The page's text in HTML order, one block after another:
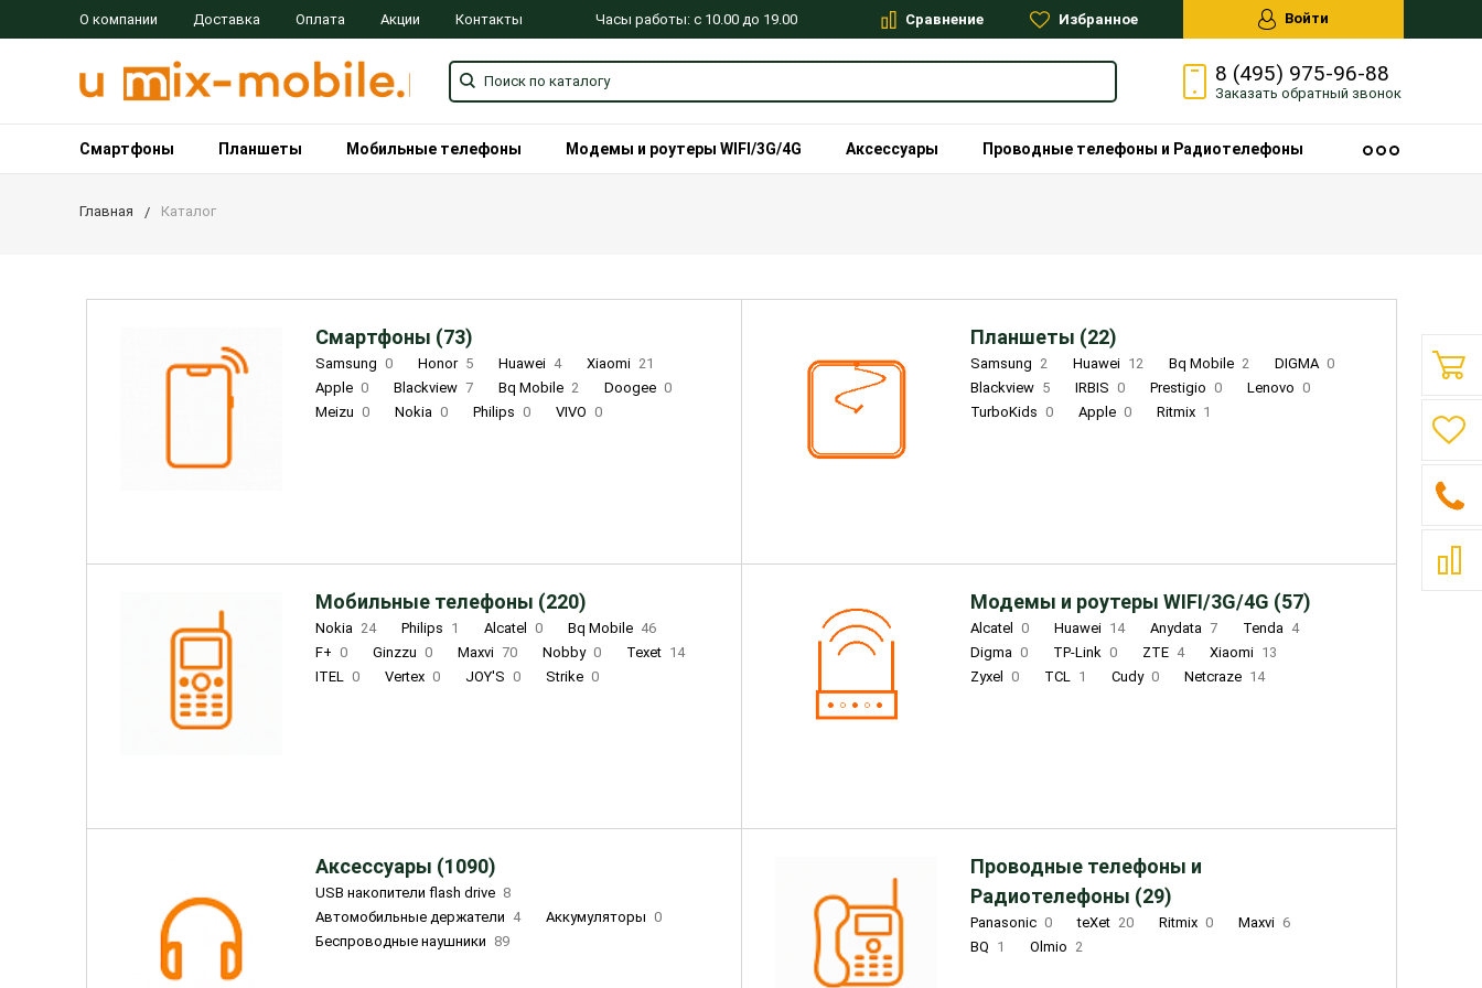
О компании Доставка Оплата Акции Контакты Часы работы: с 10.00 до 19.00 Сравнение Избранное Войти
8 (495) 975-96-88
Заказать обратный звонок
Смартфоны Планшеты Мобильные телефоны Модемы и роутеры WIFI/3G/4G Аксессуары Проводные телефоны и Радиотелефоны
Главная Каталог
Смартфоны (73)
Samsung 0 Honor 5 Huawei 4 Xiaomi 21
Apple 0 Blackview 7 Bq Mobile 2 Doogee 0
Meizu 0 Nokia 0 Philips 0 VIVO 0
Планшеты (22)
Samsung 2 Huawei 12 Bq Mobile 2 DIGMA 0
Blackview 5 IRBIS 0 Prestigio 0 Lenovo 0
TurboKids 0 Apple 0 Ritmix 1
Мобильные телефоны (220)
Nokia 24 Philips 1 Alcatel 0 Bq Mobile 46
F+ 0 Ginzzu 0 Maxvi 70 Nobby 0 Texet 14
ITEL 0 Vertex 0 JOY'S 0 Strike 0
Модемы и роутеры WIFI/3G/4G (57)
Alcatel 0 Huawei 14 Anydata 7 Tenda 4
Digma 0 TP-Link 0 ZTE 4 Xiaomi 13
Zyxel
0 TCL 1 Cudy 0 Netcraze 14
Аксессуары (1090)
USB накопители flash drive 8
Автомобильные держатели 4 Аккумуляторы 0
Беспроводные наушники 89
Проводные телефоны и
Радиотелефоны (29)
Panasonic 0 teXet 20 Ritmix 0 Maxvi 6
BQ 1 Olmio 2